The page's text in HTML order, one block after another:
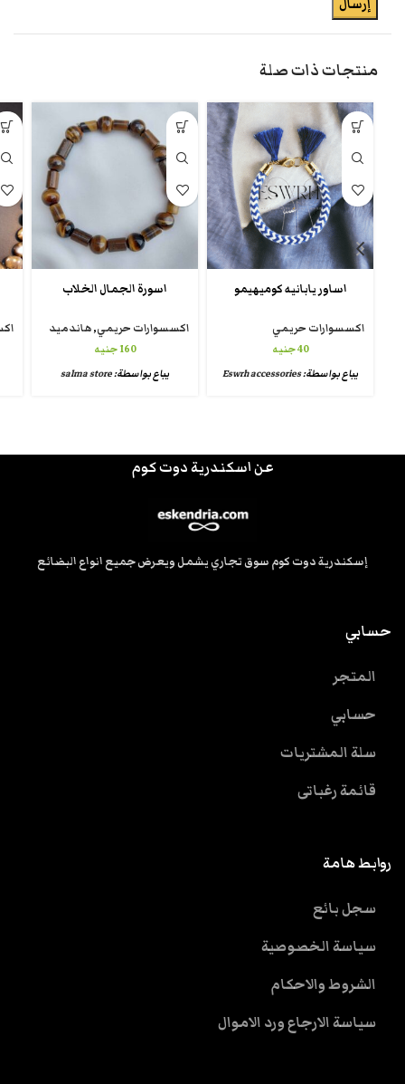
منتجات ذات صلة
اساور يابانيه كوميهيمو
اكسسوارات حريمي
40جنيه
يباع بواسطة:Eswrh accessories
اسورة الجمال الخلاب
اكسسوارات حريمي,هاندميد
160 جنيه
يباع بواسطة:salma store
عن اسكندرية دوت كوم
إسكندرية دوت كوم سوق تجاري يشمل ويعرض جميع انواع البضائع
حسابي
المتجر
حسابي
سلة المشتريات
قائمة رغباتى
روابط هامة
سجل بائع
سياسة الخصوصية
الشروط والاحكام
سياسة الارجاع ورد الاموال